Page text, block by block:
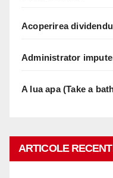
Acoperirea
Administrator
A lua apa (Take a
ARTICOLE